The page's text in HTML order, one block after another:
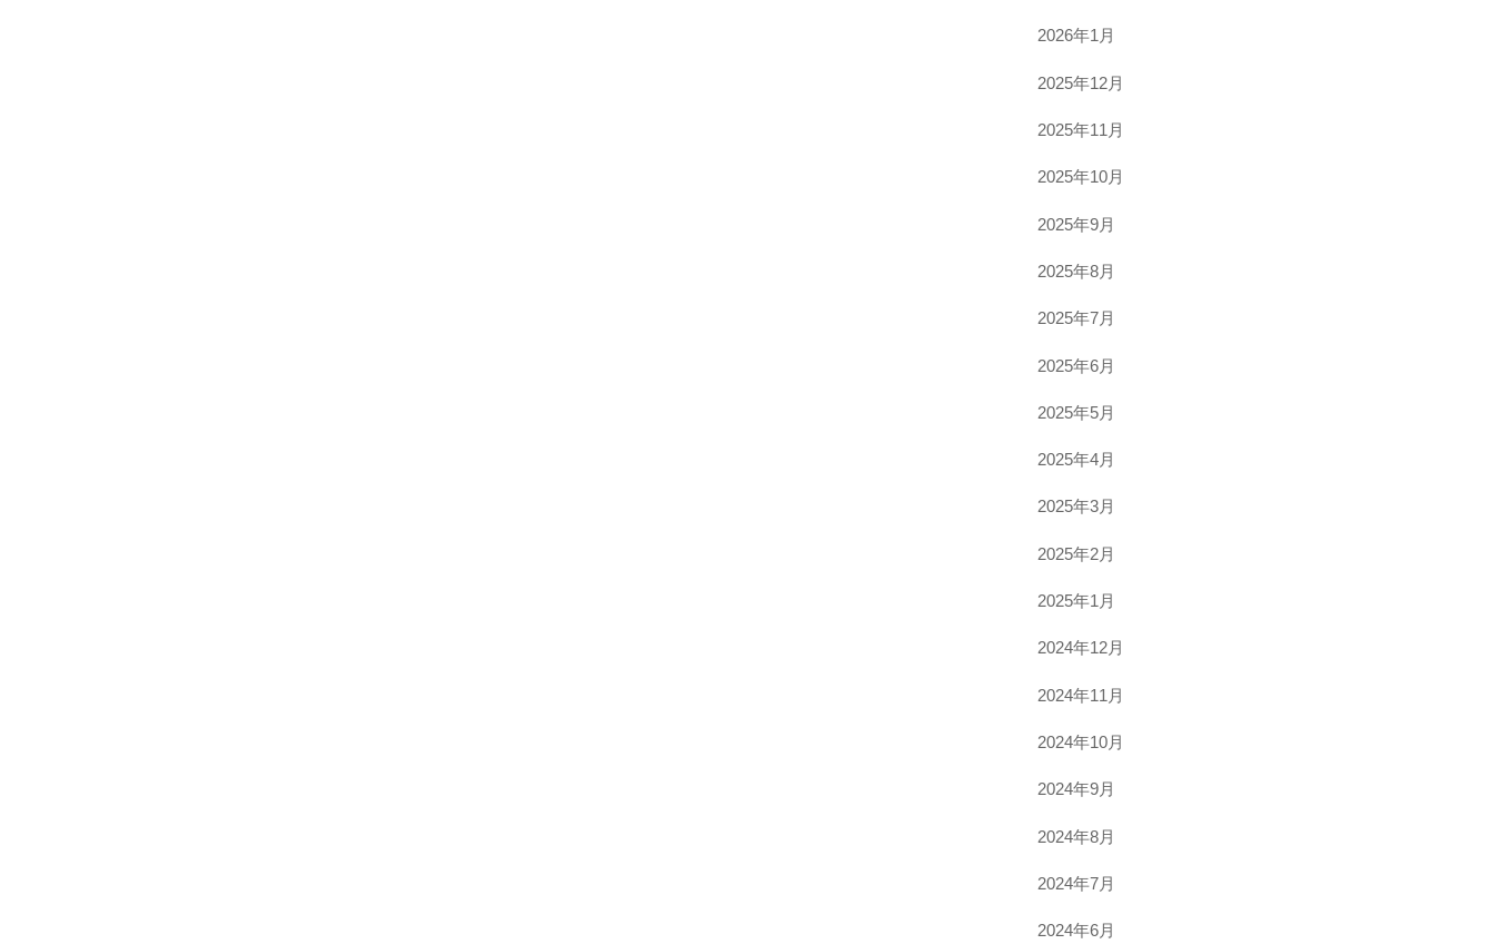
2026年1月
2025年12月
2025年11月
2025年10月
2025年9月
2025年8月
2025年7月
2025年6月
2025年5月
2025年4月
2025年3月
2025年2月
2025年1月
2024年12月
2024年11月
2024年10月
2024年9月
2024年8月
2024年7月
2024年6月